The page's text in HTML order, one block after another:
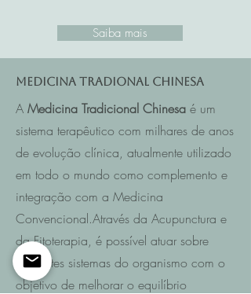
Saiba mais
Medicina Tradional Chinesa
A Medicina Tradicional Chinesa é um
sistema terapêutico com milhares de anos
de evolução clínica, atualmente utilizado
em todo o mundo como complemento e
integração com a Medicina
Convencional.Através da Acupunctura e
da Fitoterapia, é possível atuar sobre
diferentes sistemas do organismo com o
objetivo de melhorar o equilíbrio